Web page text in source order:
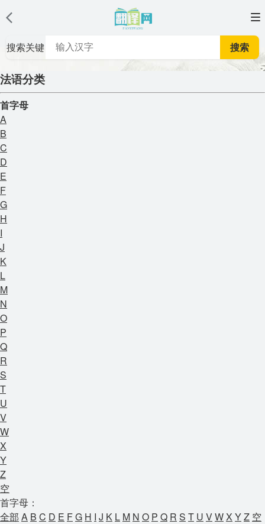
搜索关键
词
搜索
法语分类
首字母
A
B
C
D
E
F
G
H
I
J
K
L
M
N
O
P
Q
R
S
T
U
V
W
X
Y
Z
空
首字母：
全部 A B C D E FG H I J K L M N O P Q R S T U VWX YZ 空